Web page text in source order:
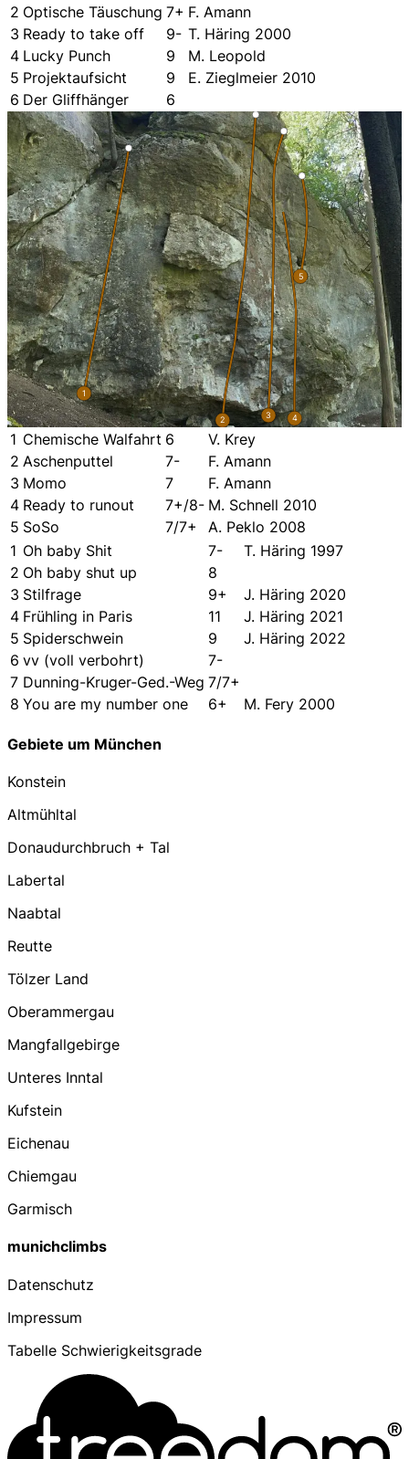
2 Optische Täuschung 7+ F. Amann
3 Ready to take off 9- T. Häring 2000
4 Lucky Punch 9
M. Leopold
5 Projektaufsicht 9
E. Zieglmeier 2010
6 Der Gliffhänger 6
1
2 3 4
5
1 Chemische Walfahrt 6
V. Krey
2 Aschenputtel 7-
F. Amann
3 Momo 7
F. Amann
4 Ready to runout 7+/8- M. Schnell 2010
5 SoSo 7/7+
A. Peklo 2008
1 Oh baby Shit 7-
T. Häring 1997
2 Oh baby shut up
8
3 Stilfrage 9+
J. Häring 2020
4 Frühling in Paris 11
J. Häring 2021
5 Spiderschwein 9
J. Häring 2022
6 vv (voll verbohrt)
7-
7 Dunning-Kruger-Ged.-Weg 7/7+
8 You are my number one 6+ M. Fery 2000
Gebiete um München
Konstein
Altmühltal
Donaudurchbruch + Tal
Labertal
Naabtal
Reutte
Tölzer Land
Oberammergau
Mangfallgebirge
Unteres Inntal
Kufstein
Eichenau
Chiemgau
Garmisch
munichclimbs
Datenschutz
Impressum
Tabelle Schwierigkeitsgrade